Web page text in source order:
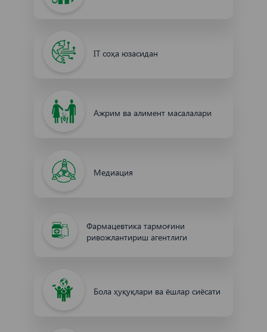
IT соҳа юзасидан
Ажрим ва алимент масалалари
Медиация
Фармацевтика тармоғини
ривожлантириш агентлиги
Бола ҳуқуқлари ва ёшлар сиёсати